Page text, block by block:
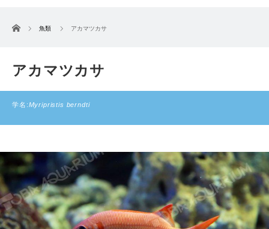
ホーム 魚類 アカマツカサ
アカマツカサ
学名:Myripristis berndti